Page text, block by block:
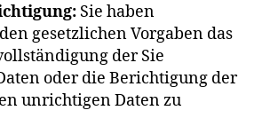
Sie haben
gesetzlichen Vorgaben das
der Sie
oder die Berichtigung der
unrichtigen Daten zu